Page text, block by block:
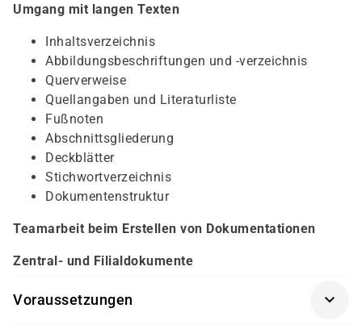
Umgang mit langen Texten
Inhaltsverzeichnis
Abbildungsbeschriftungen und -verzeichnis
Querverweise
Quellangaben und Literaturliste
Fußnoten
Abschnittsgliederung
Deckblätter
Stichwortverzeichnis
Dokumentenstruktur
Teamarbeit beim Erstellen von Dokumentationen
Zentral- und Filialdokumente
Voraussetzungen